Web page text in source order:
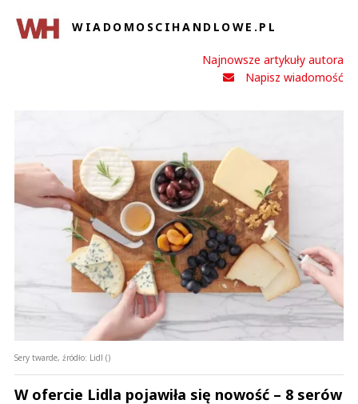
WIADOMOSCIHANDLOWE.PL
Najnowsze artykuły autora
Napisz wiadomość
Sery twarde, źródło: Lidl ()
W ofercie Lidla pojawiła się nowość – 8 serów